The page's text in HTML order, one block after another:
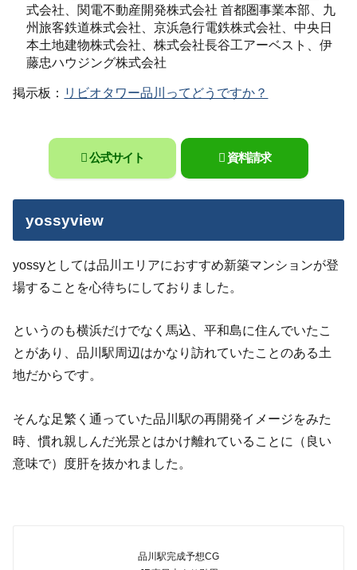
式会社、関電不動産開発株式会社 首都圏事業本部、九
州旅客鉄道株式会社、京浜急行電鉄株式会社、中央日
本土地建物株式会社、株式会社⾧谷工アーベスト、伊
藤忠ハウジング株式会社
掲示板： リビオタワー品川ってどうですか？
公式サイト 資料請求
yossyview
yossyとしては品川エリアにおすすめ新築マンションが登
場することを心待ちにしておりました。
というのも横浜だけでなく馬込、平和島に住んでいたこ
とがあり、品川駅周辺はかなり訪れていたことのある土
地だからです。
そんな足繁く通っていた品川駅の再開発イメージをみた
時、慣れ親しんだ光景とはかけ離れていることに（良い
意味で）度肝を抜かれました。
品川駅完成予想CG